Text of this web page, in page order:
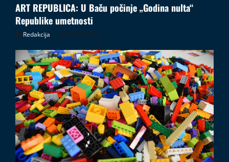
ART REPUBLICA: U Baču počinje „Godina nulta“
Republike umetnosti
Redakcija 05.08.2026